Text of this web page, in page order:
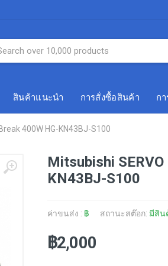
สินค้าแนะนำ การสั่งซื้อสินค้า ก
400W HG-KN43BJ-S100
Mitsubishi
KN43BJ-S100
ค่าขนส่ง : ฿ สถานะสต๊อก: มีสิน
฿2,000